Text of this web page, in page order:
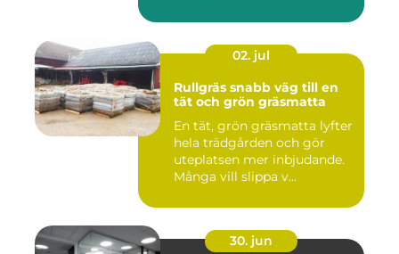
02. jul
Rullgräs snabb väg till en
tät och grön gräsmatta
En tät, grön gräsmatta lyfter
hela trädgården och gör
uteplatsen mer inbjudande.
Många vill slippa v...
30. jun